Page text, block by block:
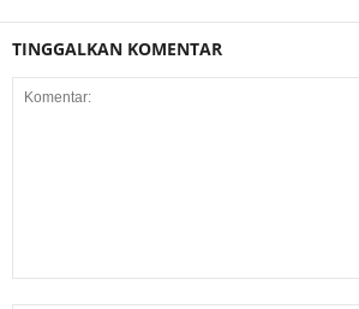
TINGGALKAN KOMENTAR